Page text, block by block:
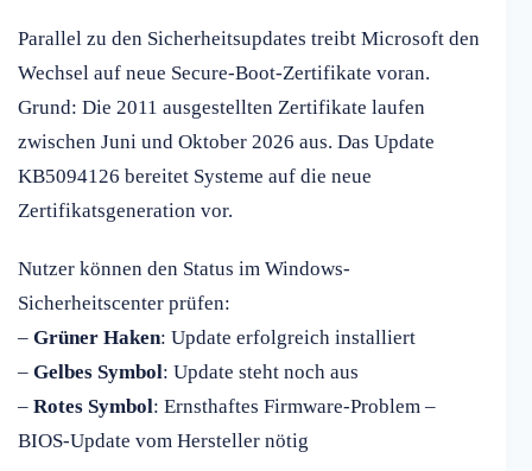
Parallel zu den Sicherheitsupdates treibt Microsoft den
Wechsel auf neue Secure-Boot-Zertifikate voran.
Grund: Die 2011 ausgestellten Zertifikate laufen
zwischen Juni und Oktober 2026 aus. Das Update
KB5094126 bereitet Systeme auf die neue
Zertifikatsgeneration vor.
Nutzer können den Status im Windows-
Sicherheitscenter prüfen:
– Grüner Haken: Update erfolgreich installiert
– Gelbes Symbol: Update steht noch aus
– Rotes Symbol: Ernsthaftes Firmware-Problem –
BIOS-Update vom Hersteller nötig